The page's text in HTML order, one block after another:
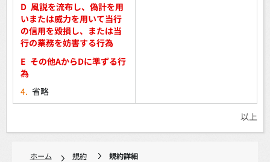
D 風説を流布し、偽計を用
いまたは威力を用いて当行
の信用を毀損し、または当
行の業務を妨害する行為
E その他AからDに準ずる行
為
4. 省略
以上
ホーム 規約 規約詳細